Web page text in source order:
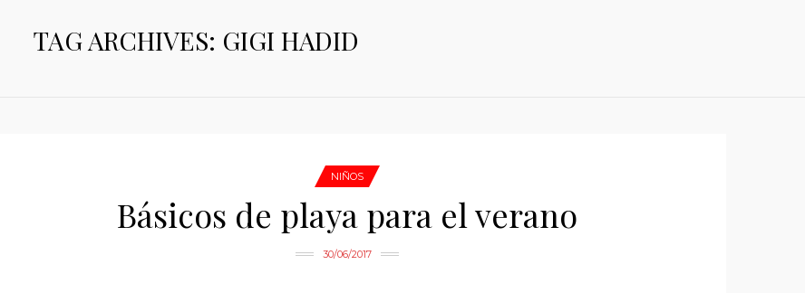
TAG ARCHIVES: GIGI HADID
NIÑOS
Básicos de playa para el verano
30/06/2017